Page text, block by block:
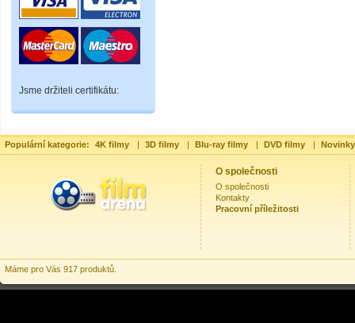
Jsme držiteli certifikátu:
Populární kategorie: 4K filmy | 3D filmy | Blu-ray filmy | DVD filmy |
O společnosti
O společnosti
Kontakty
Pracovní příležitosti
Máme pro Vás 917 produktů.